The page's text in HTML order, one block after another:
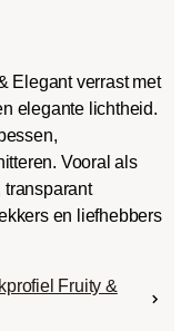
Elegant verrast met
elegante lichtheid.
Vooral als
transparant
en liefhebbers
Fruity &